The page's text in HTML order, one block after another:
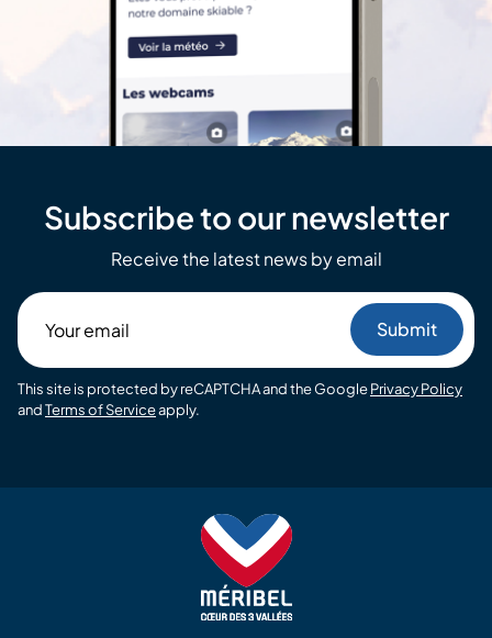
Subscribe to our newsletter
Receive the latest news by email
email
This site is protected by reCAPTCHA and the GooglePrivacy Policy
andTerms of Serviceapply.